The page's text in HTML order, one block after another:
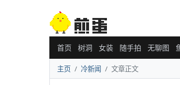
首页 树洞 女装 随手拍 无聊图
主页 冷新闻 文章正文